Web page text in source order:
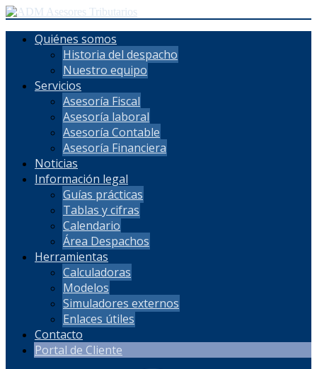
Quiénes somos
Historia del despacho
Nuestro equipo
Servicios
Asesoría Fiscal
Asesoría laboral
Asesoría Contable
Asesoría Financiera
Noticias
Información legal
Guías prácticas
Tablas y cifras
Calendario
Área Despachos
Herramientas
Calculadoras
Modelos
Simuladores externos
Enlaces útiles
Contacto
Portal de Cliente